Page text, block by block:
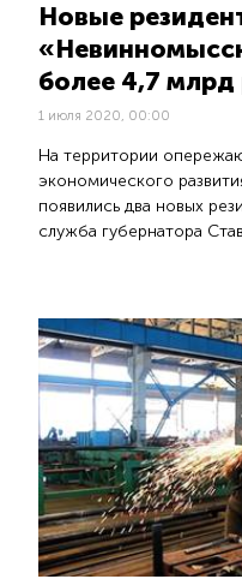
Новые
более 4,7 млрд
1 июля 2020, 00:00
На территории
экономического
появились два новых
служба губернатора